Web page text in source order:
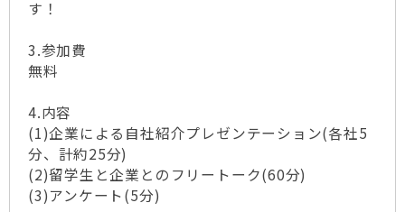
す！
3.参加費
無料
4.内容
(1)企業による自社紹介プレゼンテーション(各社5
分、計約25分)
(2)留学生と企業とのフリートーク(60分)
(3)アンケート(5分)